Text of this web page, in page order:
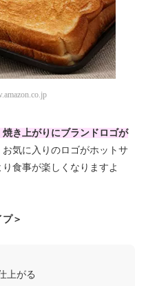
き上がりにブランドロゴが
お気に入りのロゴがホットサ
食事が楽しくなりますよ
＞
上がる